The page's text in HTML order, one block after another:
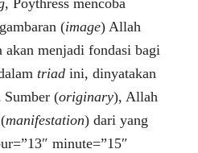
, Poythress mencoba
(image) Allah
menjadi fondasi bagi
triadini, dinyatakan
Sumber (originary), Allah
manifestation) dari yang
minute=”15″